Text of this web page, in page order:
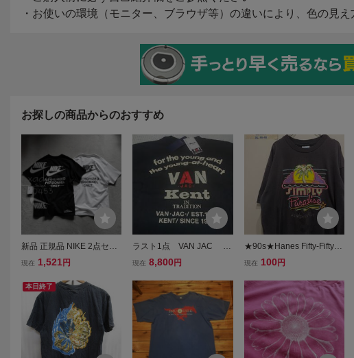
お探しの商品からのおすすめ
新品 正規品 NIKE 2点セッ
ト NSW ナイキ ロゴ プリ
ック 白 ホワイト 定価1276
0円 バックプリント ゆるめ
現在 1,521円
ラスト1点 VAN JAC ke
nt 60周年コラボレーショ
クアーチロゴプリントTシ
ャツ ネイビー 3L(XL)
新品未使用
現在 8,800 円
★90s★Hanes Fifty-Fifty★
SIMPLY Paradise★ヴィン
ネオングラフィック★パー
ムツリー★USA製★
現在 100 円
本日終了